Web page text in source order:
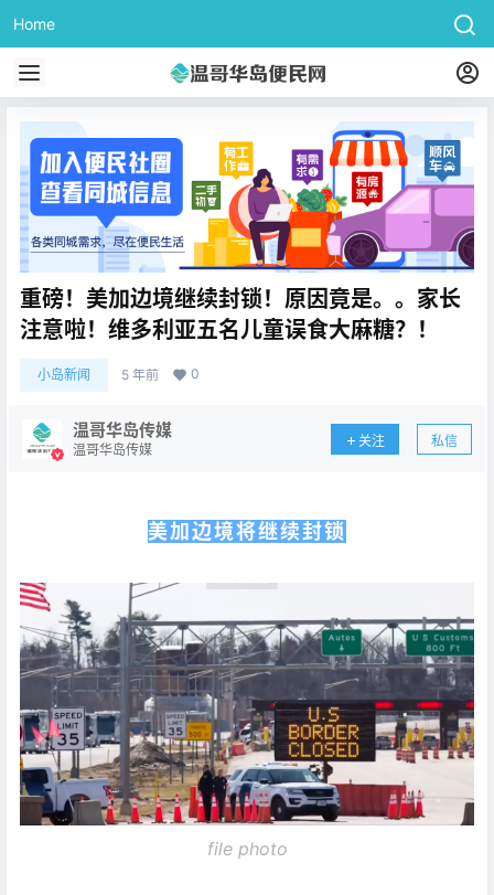
Home
重磅！美加边境继续封锁！原因竟是。。家长
注意啦！维多利亚五名儿童误食大麻糖？！
小岛新闻 5 年前 0
温哥华岛传媒
温哥华岛传媒
关注 私信
美加边境将继续封锁
file photo